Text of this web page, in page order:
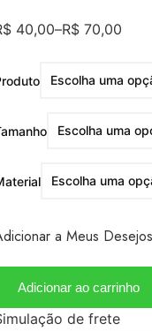
40,00–R$ 70,00
Adicionar ao carrinho
a Meus
de frete